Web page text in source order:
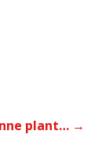
plant… →